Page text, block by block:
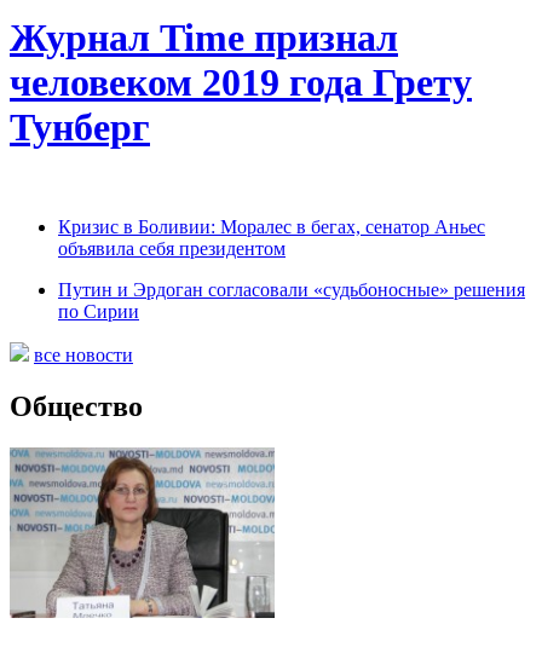
Журнал Time признал
человеком 2019 года Грету
Тунберг
Кризис в Боливии: Моралес в бегах, сенатор Аньес
объявила себя президентом
Путин и Эрдоган согласовали «судьбоносные» решения
по Сирии
все новости
Общество